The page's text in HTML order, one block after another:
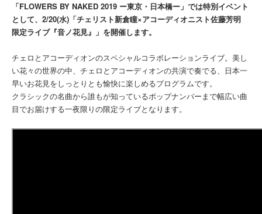
「FLOWERS BY NAKED 2019 ー東京・日本橋ー」では特別イベント
として、2/20(水)「チェリスト新倉瞳×アコーディオニスト佐藤芳明
限定ライブ『音ノ花見』」を開催します。
チェロとアコーディオンのスペシャルコラボレーションライブ。美し
い花々の世界の中、チェロとアコーディオンの共演で奏でる、日本一
早いお花見をしっとりとも愉快に楽しめるプログラムです。
クラシックの名曲から誰もが知っているポップナンバーまで幅広い曲
目でお届けする一夜限りの限定ライブとなります。